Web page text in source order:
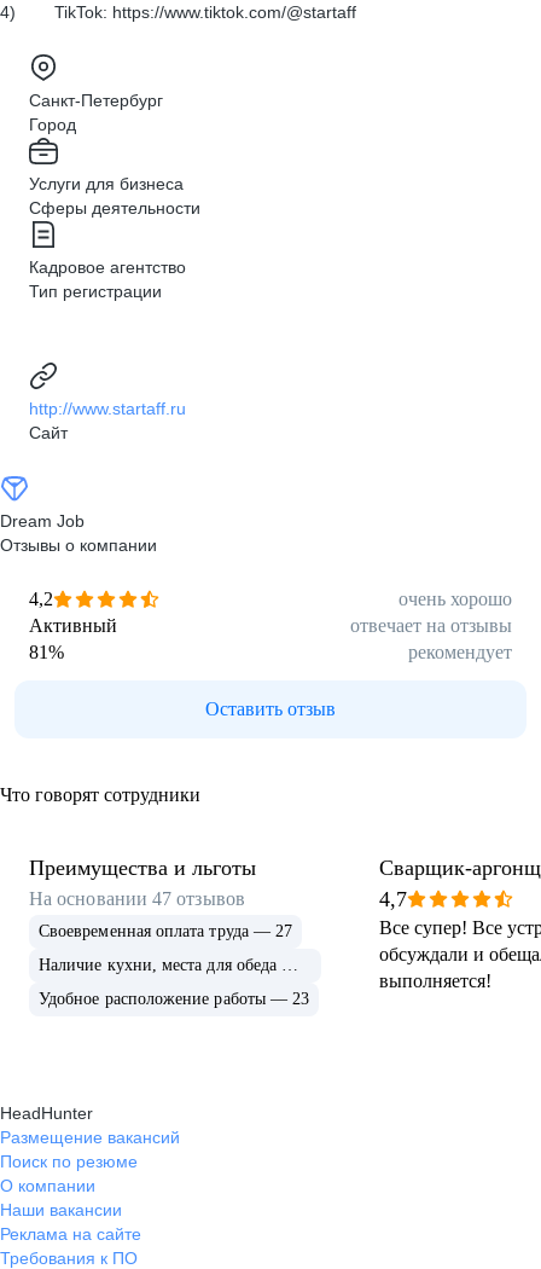
4) TikTok: https://www.tiktok.com/@startaff
Санкт-Петербург
Город
Услуги для бизнеса
Сферы деятельности
Кадровое агентство
Тип регистрации
http://www.startaff.ru
Сайт
Dream Job
Отзывы о компании
4,2
очень хорошо
Активный
отвечает на отзывы
81% рекомендует
Оставить отзыв
Что говорят сотрудники
Преимущества и льготы
На основании47 отзывов
Своевременная оплата труда — 27
Наличие кухни, места для обеда — 23
Удобное расположение работы — 23
Сварщик-
4,7
Все супер! Все
обсуждали и
выполняется!
HeadHunter
Размещение вакансий
Поиск по резюме
О компании
Наши вакансии
Реклама на сайте
Требования к ПО